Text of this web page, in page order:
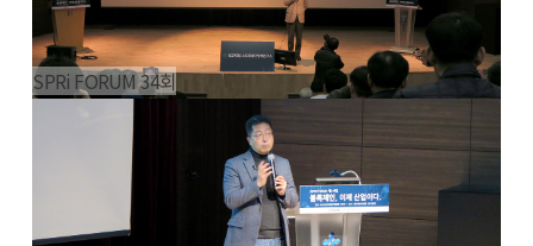
SPRi FORUM 34회